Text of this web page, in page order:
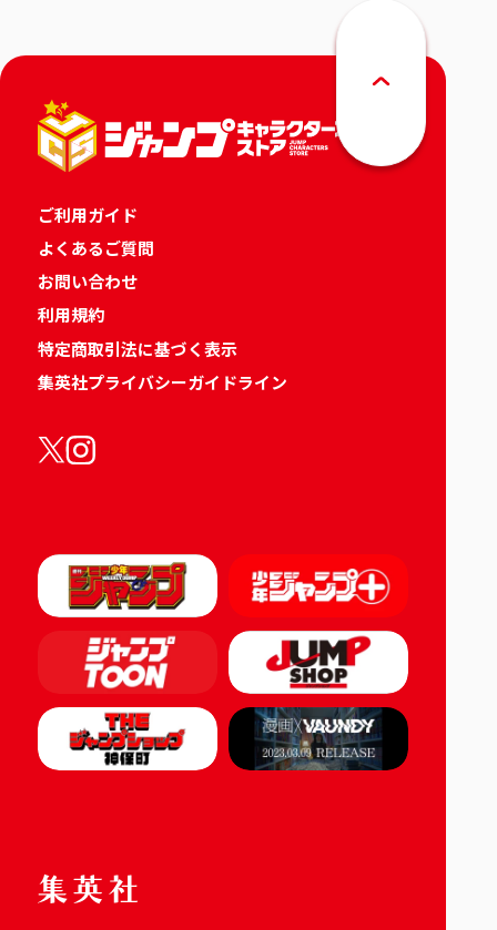
ご利用ガイド
よくあるご質問
お問い合わせ
利用規約
特定商取引法に基づく表示
集英社プライバシーガイドライン